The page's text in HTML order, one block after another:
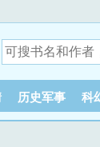
历史军事 科